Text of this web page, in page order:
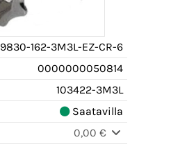
9830-162-3M3L-EZ-CR-6
0000000050814
103422-3M3L
Saatavilla
0,00 €